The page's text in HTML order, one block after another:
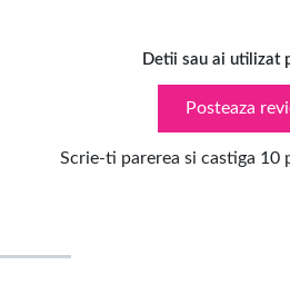
Detii sau ai utilizat
Posteaza
Scrie-ti parerea si castiga 10